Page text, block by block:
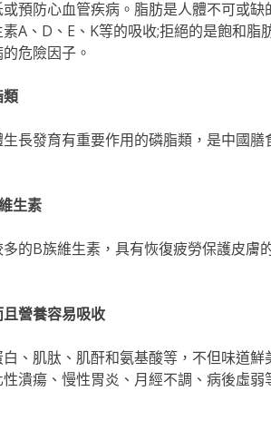
預防心血管疾病。脂肪是人體不可或
A、D、E、K等的吸收;拒絕的是飽和
危險因子。
類
長發育有重要作用的磷脂類，是中國
生素
的B族維生素，具有恢復疲勞保護皮膚
營養容易吸收
、肌肽、肌酐和氨基酸等，不但味道
潰瘍、慢性胃炎、月經不調、病後虛弱